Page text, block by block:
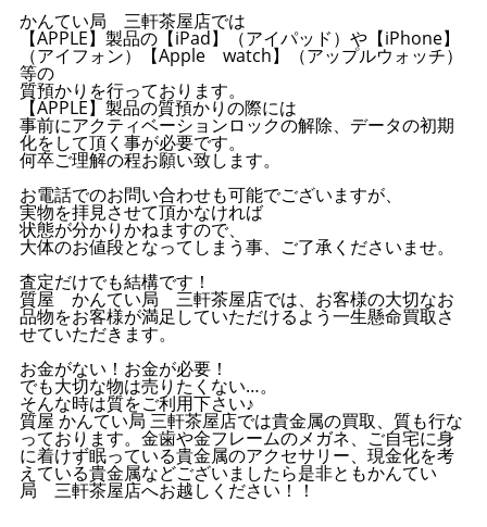
かんてい局 三軒茶屋店では
【APPLE】製品の【iPad】（アイパッド）や【iPhone】
（アイフォン）【Apple watch】（アップルウォッチ）
等の
質預かりを行っております。
【APPLE】製品の質預かりの際には
事前にアクティベーションロックの解除、データの初期
化をして頂く事が必要です。
何卒ご理解の程お願い致します。
お電話でのお問い合わせも可能でございますが、
実物を拝見させて頂かなければ
状態が分かりかねますので、
大体のお値段となってしまう事、ご了承くださいませ。
査定だけでも結構です！
質屋 かんてい局 三軒茶屋店では、お客様の大切なお
品物をお客様が満足していただけるよう一生懸命買取さ
せていただきます。
お金がない！お金が必要！
でも大切な物は売りたくない…。
そんな時は質をご利用下さい♪
質屋 かんてい局 三軒茶屋店では貴金属の買取、質も行な
っております。金歯や金フレームのメガネ、ご自宅に身
に着けず眠っている貴金属のアクセサリー、現金化を考
えている貴金属などございましたら是非ともかんてい
局 三軒茶屋店へお越しください！！